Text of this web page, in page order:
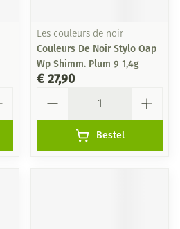
Les couleurs de noir
Couleurs De Noir Stylo Oap
Wp Shimm. Plum 9 1,4g
€ 27,90
Bestel